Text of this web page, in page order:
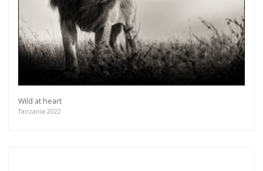
Wild at heart
Tanzania 2022